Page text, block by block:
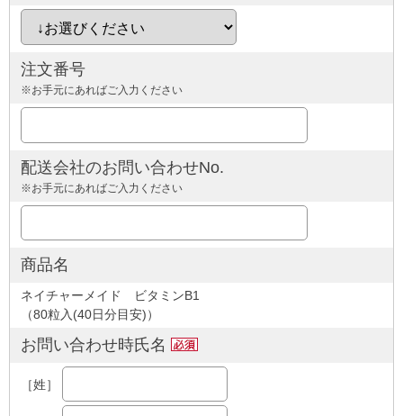
注文番号
※お手元にあればご入力ください
配送会社のお問い合わせNo.
※お手元にあればご入力ください
商品名
ネイチャーメイド ビタミンB1
（80粒入(40日分目安)）
お問い合わせ時氏名
［姓］